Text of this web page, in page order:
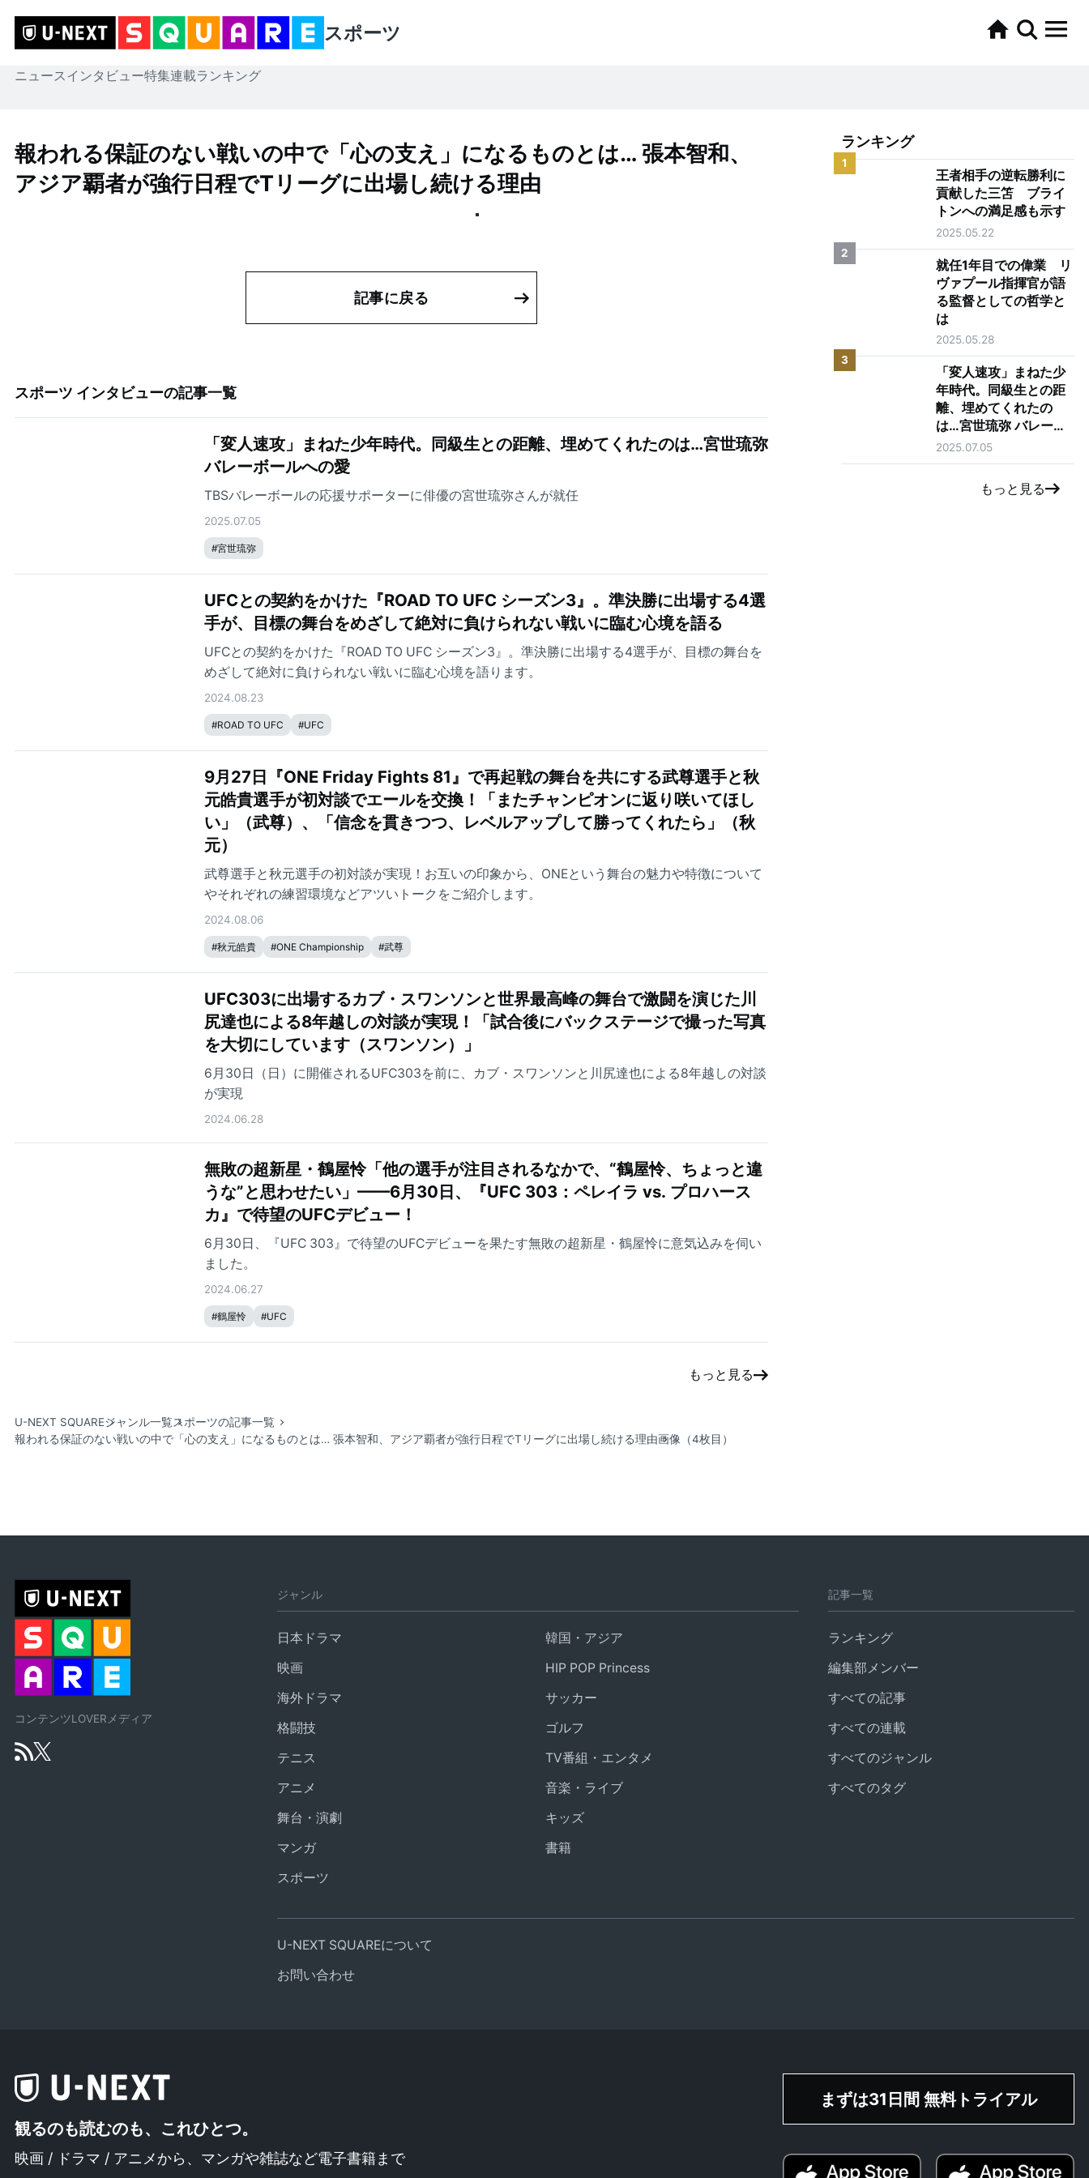
スポーツ
ニュースインタビュー特集連載ランキング
報われる保証のない戦いの中で「心の支え」になるものとは… 張本智和、
アジア覇者が強行日程でTリーグに出場し続ける理由
記事に戻る
スポーツ インタビューの記事一覧
「変人速攻」まねた少年時代。同級生との距離、埋めてくれたのは…宮世琉弥
バレーボールへの愛
TBSバレーボールの応援サポーターに俳優の宮世琉弥さんが就任
2025.07.05
#宮世琉弥
UFCとの契約をかけた『ROAD TO UFC シーズン3』。準決勝に出場する4選
手が、目標の舞台をめざして絶対に負けられない戦いに臨む心境を語る
UFCとの契約をかけた『ROAD TO UFC シーズン3』。準決勝に出場する4選手が、目標の舞台を
めざして絶対に負けられない戦いに臨む心境を語ります。
2024.08.23
#ROAD TO UFC #UFC
9月27日『ONE Friday Fights 81』で再起戦の舞台を共にする武尊選手と秋
元皓貴選手が初対談でエールを交換！「またチャンピオンに返り咲いてほし
い」（武尊）、「信念を貫きつつ、レベルアップして勝ってくれたら」（秋
元）
武尊選手と秋元選手の初対談が実現！お互いの印象から、ONEという舞台の魅力や特徴について
やそれぞれの練習環境などアツいトークをご紹介します。
2024.08.06
#秋元皓貴 #ONE Championship #武尊
UFC303に出場するカブ・スワンソンと世界最高峰の舞台で激闘を演じた川
尻達也による8年越しの対談が実現！「試合後にバックステージで撮った写真
を大切にしています（スワンソン）」
6月30日（日）に開催されるUFC303を前に、カブ・スワンソンと川尻達也による8年越しの対談
が実現
2024.06.28
無敗の超新星・鶴屋怜「他の選手が注目されるなかで、“鶴屋怜、ちょっと違
うな”と思わせたい」——6月30日、『UFC 303：ペレイラ vs. プロハース
カ』で待望のUFCデビュー！
6月30日、『UFC 303』で待望のUFCデビューを果たす無敗の超新星・鶴屋怜に意気込みを伺い
ました。
2024.06.27
#鶴屋怜 #UFC
もっと見る
U-NEXT SQUAREジャンル一覧スポーツの記事一覧
報われる保証のない戦いの中で「心の支え」になるものとは… 張本智和、アジア覇者が強行日程でTリーグに出場し続ける理由画像（4枚目）
ランキング
1
王者相手の逆転勝利に
貢献した三笘 ブライ
トンへの満足感も示す
2025.05.22
2
就任1年目での偉業 リ
ヴァプール指揮官が語
る監督としての哲学と
は
2025.05.28
3
「変人速攻」まねた少
年時代。同級生との距
離、埋めてくれたの
は…宮世琉弥 バレーボ
ールへの愛
2025.07.05
もっと見る
コンテンツLOVERメディア
ジャンル
日本ドラマ
韓国・アジア
映画
HIP POP Princess
海外ドラマ
サッカー
格闘技
ゴルフ
テニス
TV番組・エンタメ
アニメ
音楽・ライブ
舞台・演劇
キッズ
マンガ
書籍
スポーツ
記事一覧
ランキング
編集部メンバー
すべての記事
すべての連載
すべてのジャンル
すべてのタグ
U-NEXT SQUAREについて
お問い合わせ
観るのも読むのも、これひとつ。
映画 / ドラマ / アニメから、 マンガや雑誌など電子書籍まで
まずは31日間 無料トライアル